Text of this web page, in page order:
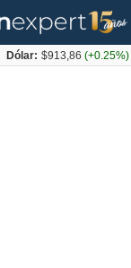
$913,86(+0.25%) Euro: